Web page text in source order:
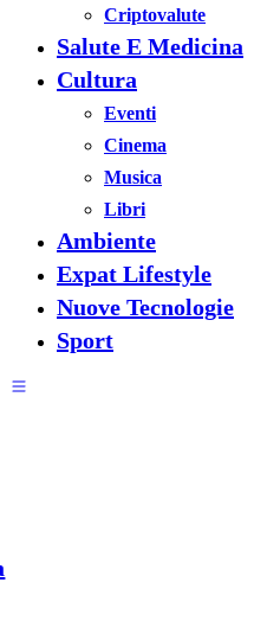
Criptovalute
Salute E Medicina
Cultura
Eventi
Cinema
Musica
Libri
Ambiente
Expat Lifestyle
Nuove Tecnologie
Sport